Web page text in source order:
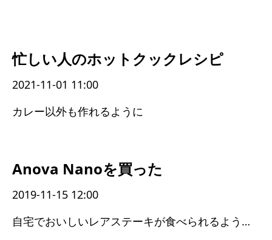
忙しい人のホットクックレシピ
2021-11-01 11:00
カレー以外も作れるように
Anova Nanoを買った
2019-11-15 12:00
自宅でおいしいレアステーキが食べられるようになった